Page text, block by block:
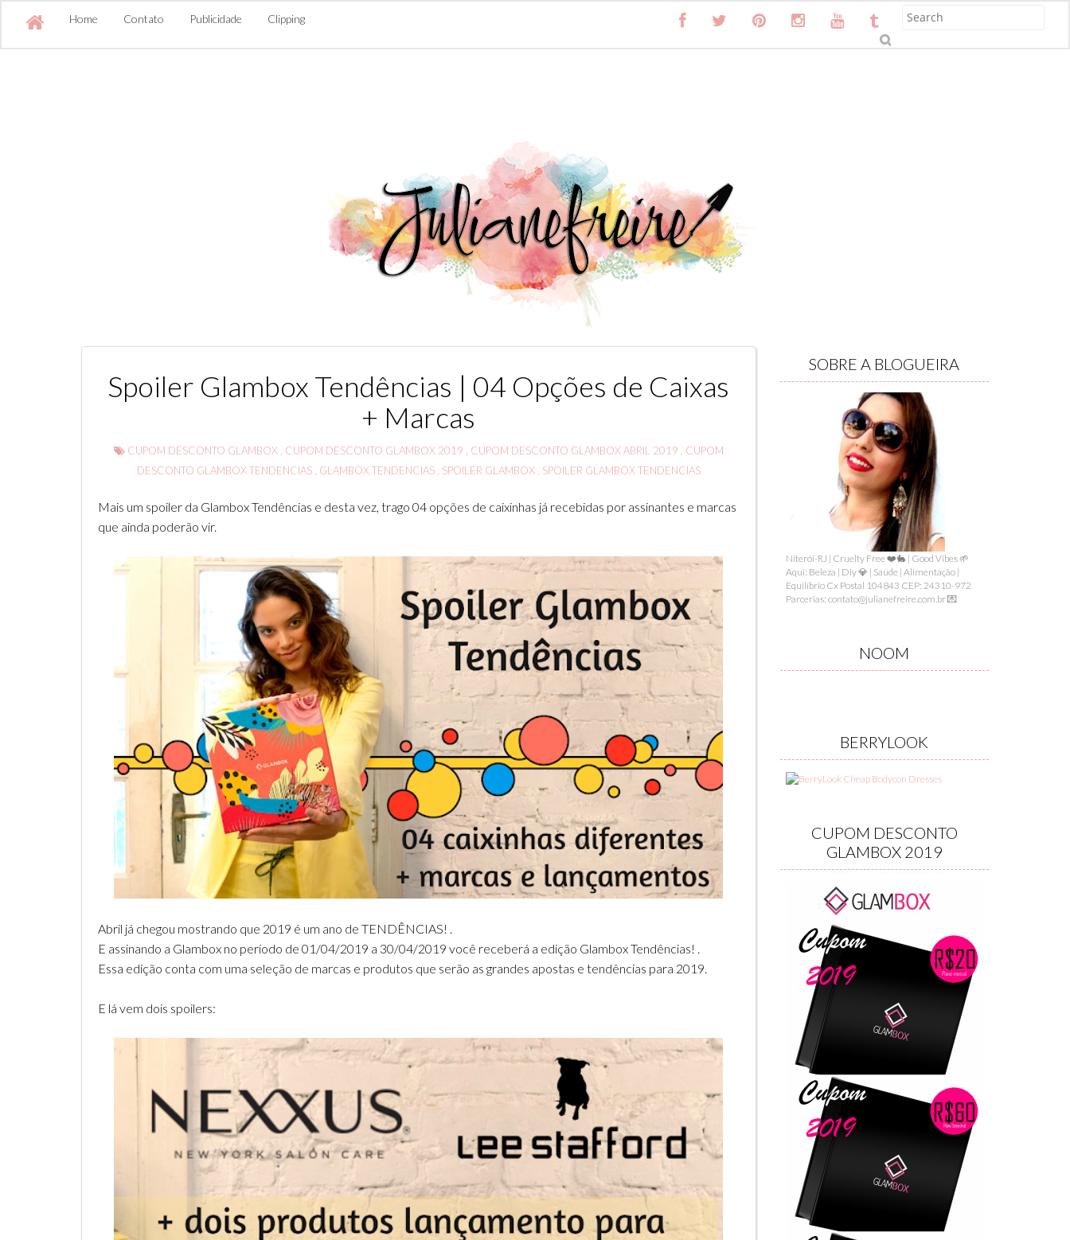
Home Contato Publicidade Clipping
S
Spoiler Glambox Tendências | 04 Opções de Caixas
+ Marcas
CUPOM DESCONTO GLAMBOX CUPOM DESCONTO GLAMBOX 2019 CUPOM DESCONTO GLAMBOX ABRIL 2019
CUPOM
DESCONTO GLAMBOX TENDENCIAS
GLAMBOX TENDENCIAS SPOILER GLAMBOX SPOILER GLAMBOX TENDENCIAS
Mais um spoiler da Glambox Tendências e desta vez, trago 04 opções de caixinhas já recebidas por assinantes e marcas
que ainda poderão vir.
Abril já chegou mostrando que 2019 é um ano de TENDÊNCIAS! .
E assinando a Glambox no período de 01/04/2019 a 30/04/2019 você receberá a edição Glambox Tendências! .
Essa edição conta com uma seleção de marcas e produtos que serão as grandes apostas e tendências para 2019.
E lá vem dois spoilers:
SOBRE A BLOGUEIRA
Niterói-RJ | Cruelty Free ❤️🐇 | Good Vibes 🌱
Aqui: Beleza | Diy 💎 | Saúde | Alimentação |
Equilíbrio Cx Postal 104843 CEP: 24310-972
Parcerias: contato@julianefreire.com.br 💌
NOOM
BERRYLOOK
CUPOM DESCONTO
GLAMBOX 2019